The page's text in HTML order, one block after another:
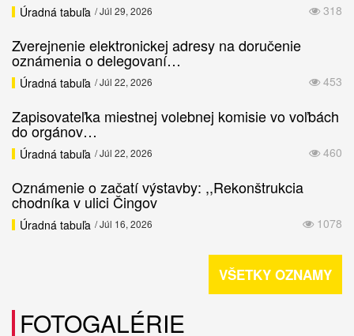
318
Úradná tabuľa / Júl 29, 2026
Zverejnenie elektronickej adresy na doručenie
oznámenia o delegovaní…
453
Úradná tabuľa / Júl 22, 2026
Zapisovateľka miestnej volebnej komisie vo voľbách
do orgánov…
460
Úradná tabuľa / Júl 22, 2026
Oznámenie o začatí výstavby: ,,Rekonštrukcia
chodníka v ulici Čingov
1078
Úradná tabuľa / Júl 16, 2026
VŠETKY OZNAMY
FOTOGALÉRIE